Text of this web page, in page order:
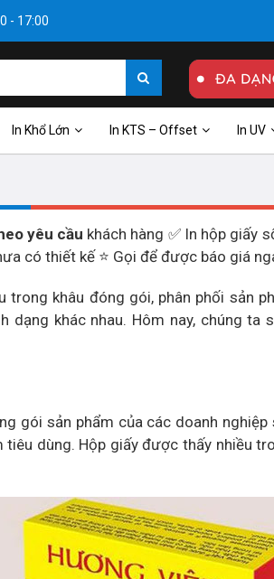
- 17:00
In Khổ Lớn In KTS – Offset In UV
yêu cầu khách hàng ✅ In hộp giấy
có thiết kế ⭐ Gọi để được báo giá
khâu đóng gói, phân phối sản
dạng khác nhau. Hôm nay, chúng ta
gói sản phẩm của các doanh
dùng. Hộp giấy được thấy nhiều